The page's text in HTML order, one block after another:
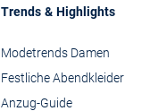
Trends & Highlights
Modetrends Damen
Festliche Abendkleider
Anzug-Guide